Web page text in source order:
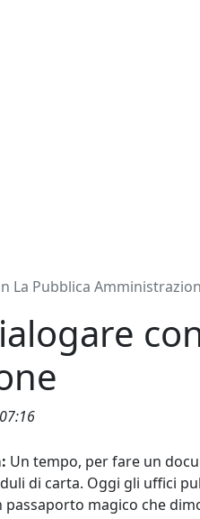
La Pubblica
Un tempo, per fare un
di carta. Oggi gli uffici
magico che